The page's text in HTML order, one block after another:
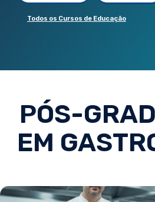
Todos os Cursos de Educação
PÓS-
EM